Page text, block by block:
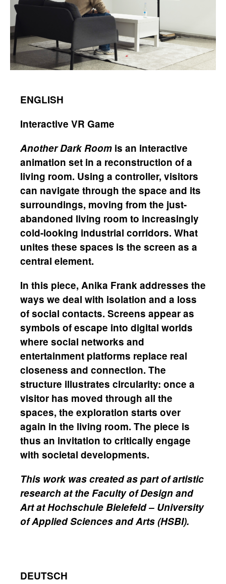
ENGLISH
Interactive VR Game
Another Dark Room is an interactive
animation set in a reconstruction of a
living room. Using a controller, visitors
can navigate through the space and its
surroundings, moving from the just-
abandoned living room to increasingly
cold-looking industrial corridors. What
unites these spaces is the screen as a
central element.
In this piece, Anika Frank addresses the
ways we deal with isolation and a loss
of social contacts. Screens appear as
symbols of escape into digital worlds
where social networks and
entertainment platforms replace real
closeness and connection. The
structure illustrates circularity: once a
visitor has moved through all the
spaces, the exploration starts over
again in the living room. The piece is
thus an invitation to critically engage
with societal developments.
This work was created as part of artistic
research at the Faculty of Design and
Art at Hochschule Bielefeld – University
of Applied Sciences and Arts (HSBI).
DEUTSCH